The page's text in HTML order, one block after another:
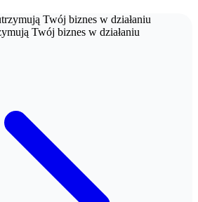
Twój biznes w działaniu